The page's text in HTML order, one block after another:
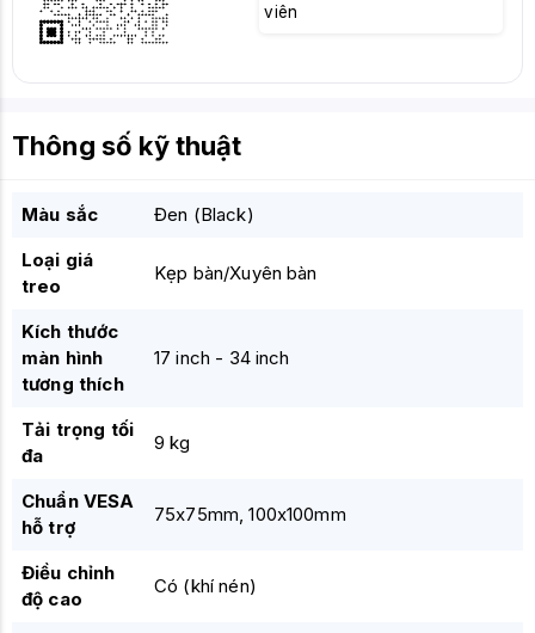
viên
Thông số kỹ thuật
Màu sắc
Đen (Black)
Loại giá
treo
Kẹp bàn/Xuyên bàn
Kích thước
màn hình
tương thích
17 inch - 34 inch
Tải trọng tối
đa
9 kg
Chuẩn VESA
hỗ trợ
75x75mm, 100x100mm
Điều chỉnh
độ cao
Có (khí nén)